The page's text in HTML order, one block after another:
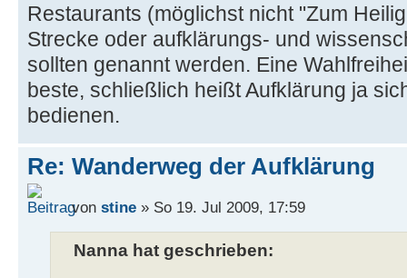
Restaurants (möglichst nicht "Zum
Strecke oder aufklärungs- und
sollten genannt werden. Eine
beste, schließlich heißt Aufklärung ja
bedienen.
Re: Wanderweg der Aufklärung
von stine » So 19. Jul 2009, 17:59
Nanna hat geschrieben: